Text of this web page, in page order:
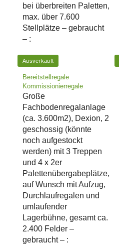
bei überbreiten Paletten,
max. über 7.600
Stellplätze – gebraucht
– :
Ausverkauft
Bereitstellregale
Kommissionierregale
Große
Fachbodenregalanlage
(ca. 3.600m2), Dexion, 2
geschossig (könnte
noch aufgestockt
werden) mit 3 Treppen
und 4 x 2er
Palettenübergabeplätze,
auf Wunsch mit Aufzug,
Durchlaufregalen und
umlaufender
Lagerbühne, gesamt ca.
2.400 Felder –
gebraucht – :